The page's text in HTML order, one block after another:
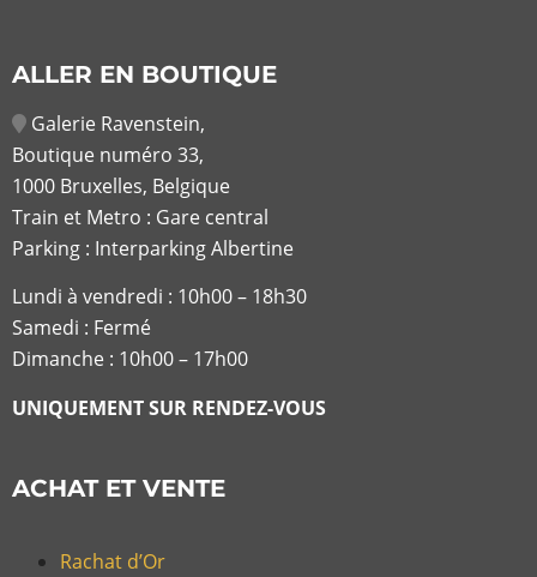
ALLER EN BOUTIQUE
Galerie Ravenstein,
Boutique numéro 33,
1000 Bruxelles, Belgique
Train et Metro : Gare central
Parking : Interparking Albertine
Lundi à vendredi : 10h00 – 18h30
Samedi : Fermé
Dimanche : 10h00 – 17h00
UNIQUEMENT SUR RENDEZ-VOUS
ACHAT ET VENTE
Rachat d’Or